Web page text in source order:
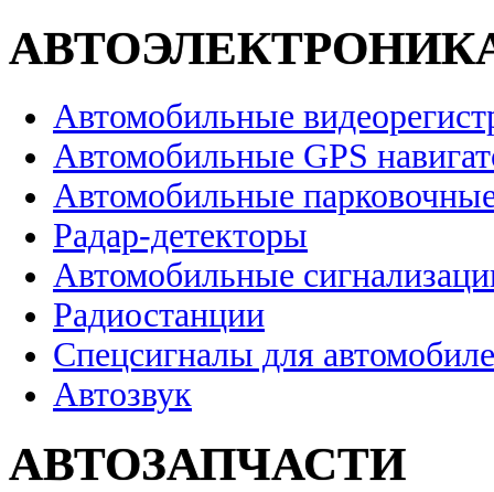
Автомобильные
Автомобильные GPS
Автомобильные
Радар-детекторы
Автомобильные
Радиостанции
Спецсигналы для
Автозвук
АВТОЗАПЧАСТИ